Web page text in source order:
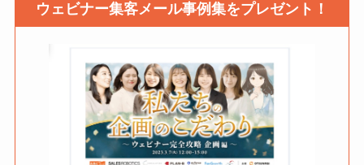
ウェビナー集客メール事例集をプレゼント！